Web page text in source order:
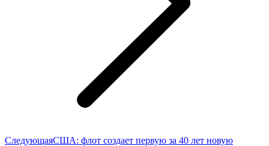
СледующаяСледующая
США: флот создает первую за 40 лет новую